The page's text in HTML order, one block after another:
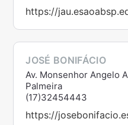
https://
JOSÉ BONIFÁCIO
Av. Monsenhor Angelo
Palmeira
(17)32454443
https://